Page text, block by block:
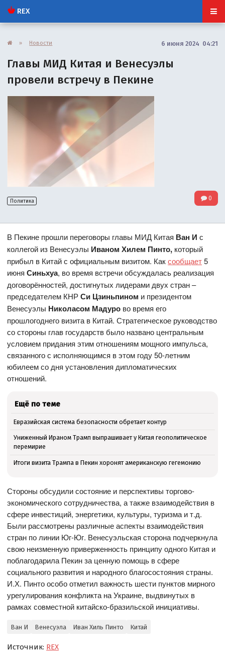
REX
» Новости 6 июня 2024 04:21
Главы МИД Китая и Венесуэлы
провели встречу в Пекине
Политика 0
В Пекине прошли переговоры главы МИД Китая Ван И с
коллегой из Венесуэлы Иваном Хилем Пинто, который
прибыл в Китай с официальным визитом. Каксообщает5
июняСиньхуа, во время встречи обсуждалась реализация
договорённостей, достигнутых лидерами двух стран –
председателем КНРСи Цзиньпином и президентом
Венесуэлы Николасом Мадуро во время его
прошлогоднего визита в Китай. Стратегическое руководство
со стороны глав государств было названо центральным
условием придания этим отношениям мощного импульса,
связанного с исполняющимся в этом году 50-летним
юбилеем со дня установления дипломатических
отношений.
Ещё по теме
Евразийская система безопасности обретает контур
Униженный Ираном Трамп выпрашивает у Китая геополитическое
перемирие
Итоги визита Трампа в Пекин хоронят американскую гегемонию
Стороны обсудили состояние и перспективы торгово-
экономического сотрудничества, а также взаимодействия в
сфере инвестиций, энергетики, культуры, туризма и т.д.
Были рассмотрены различные аспекты взаимодействия
стран по линии Юг-Юг. Венесуэльская сторона подчеркнула
свою неизменную приверженность принципу одного Китая и
поблагодарила Пекин за ценную помощь в сфере
социального развития и народного благосостояния страны.
И.Х. Пинто особо отметил важность шести пунктов мирного
урегулирования конфликта на Украине, выдвинутых в
рамках совместной китайско-бразильской инициативы.
Ван И Венесуэла Иван Хиль Пинто Китай
Источник: REX